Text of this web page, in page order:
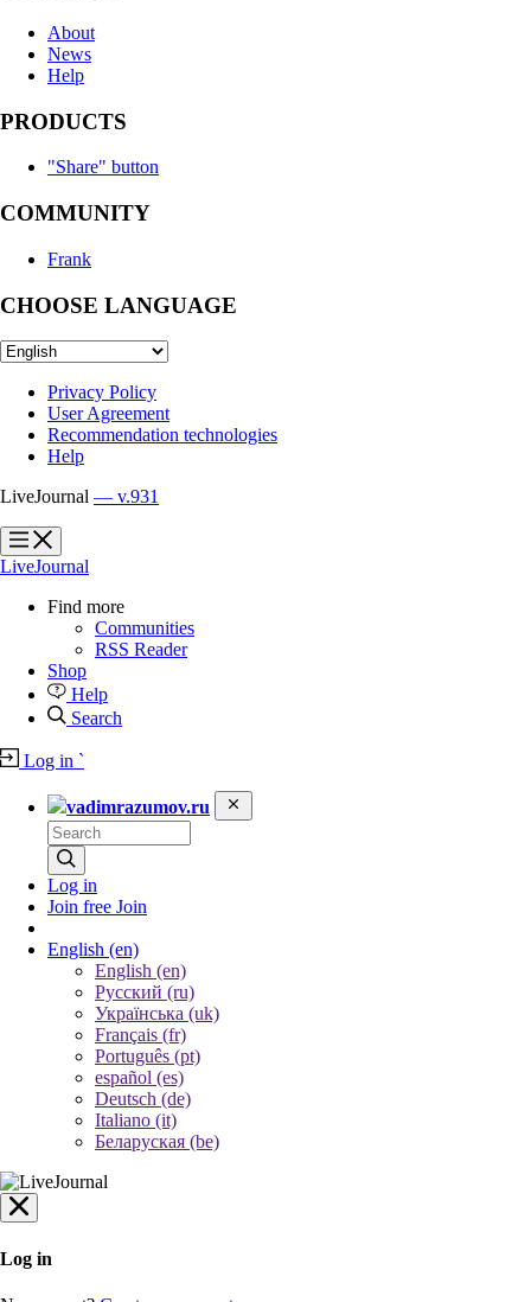
About
News
Help
PRODUCTS
"Share" button
COMMUNITY
Frank
CHOOSE LANGUAGE
Privacy Policy
User Agreement
Recommendation technologies
Help
LiveJournal — v.931
?
?
LiveJournal
Find more
Communities
RSS Reader
Shop
Help
Search
Log in `
vadimrazumov.ru
Log in
Join free Join
English (en)
English (en)
Русский (ru)
Українська (uk)
Français (fr)
Português (pt)
español (es)
Deutsch (de)
Italiano (it)
Беларуская (be)
Log in